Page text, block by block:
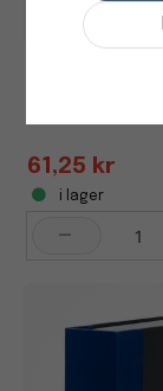
61,25 kr
i lager
-